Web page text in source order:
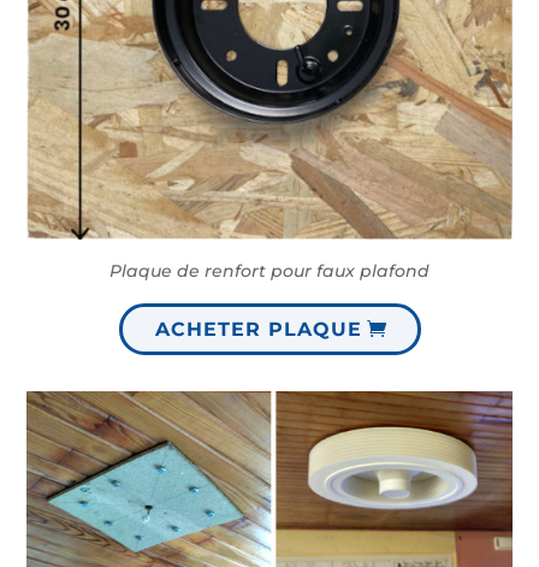
Plaque de renfort pour faux plafond
ACHETER PLAQUE